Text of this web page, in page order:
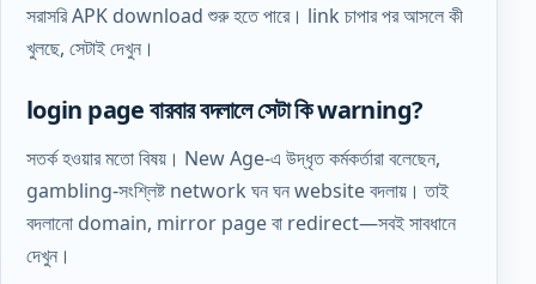
সরাসরি APK download শুরু হতে পারে। link চাপার পর আসলে কী
খুলছে, সেটাই দেখুন।
login page বারবার বদলালে সেটা কি warning?
সতর্ক হওয়ার মতো বিষয়। New Age-এ উদ্ধৃত কর্মকর্তারা বলেছেন,
gambling-সংশ্লিষ্ট network ঘন ঘন website বদলায়। তাই
বদলানো domain, mirror page বা redirect—সবই সাবধানে
দেখুন।